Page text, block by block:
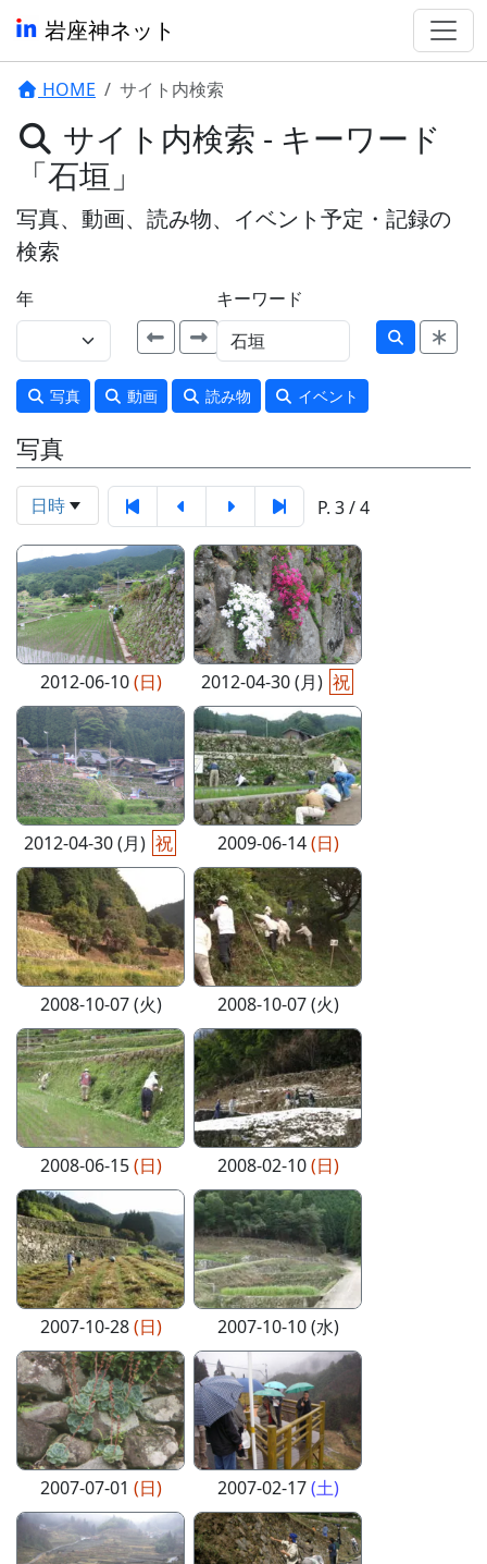
岩座神ネット
HOME サイト内検索
サイト内検索 - キーワード
「石垣」
写真、動画、読み物、イベント予定・記録の
検索
年 キーワード
写真 動画 読み物 イベント
写真
日時 P. 3 / 4
2012-06-10(日) 2012-04-30 (月) 祝
2012-04-30 (月) 祝 2009-06-14(日)
2008-10-07 (火) 2008-10-07 (火)
2008-06-15(日) 2008-02-10(日)
2007-10-28(日) 2007-10-10 (水)
2007-07-01 (日) 2007-02-17(土)